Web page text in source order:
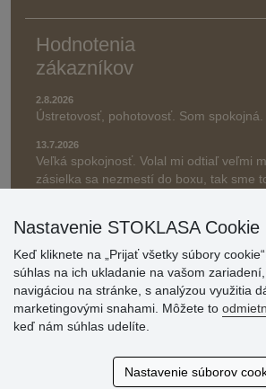
Hodnotenia
zákazníkov
2.8.2026
Ústretovosť, pohotovosť. Som spokojná.
13.7.2026
Veľká spokojnosť. Volal mi odtiaľ veľmi
zásielka sa nezmestí do boxu, tak sme
» Aktuálne 6948 recenzií
* Recenzie neoverujeme
Nastavenie STOKLASA Cookie
Keď kliknete na „Prijať všetky súbory
súhlas na ich ukladanie na vašom
navigáciou na stránke, s analýzou využitia
marketingovými snahami. Môžete to
keď nám súhlas udelíte.
Nastavenie súborov